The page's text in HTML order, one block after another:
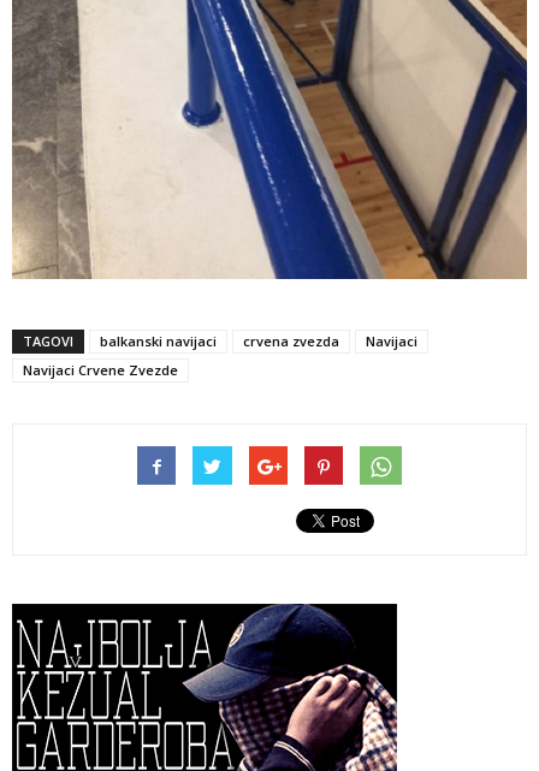
TAGOVI balkanski navijaci crvena zvezda
Navijaci
Navijaci Crvene Zvezde